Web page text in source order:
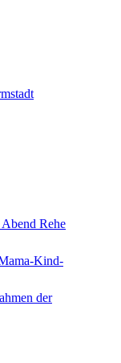
Rehe
Kind-
der